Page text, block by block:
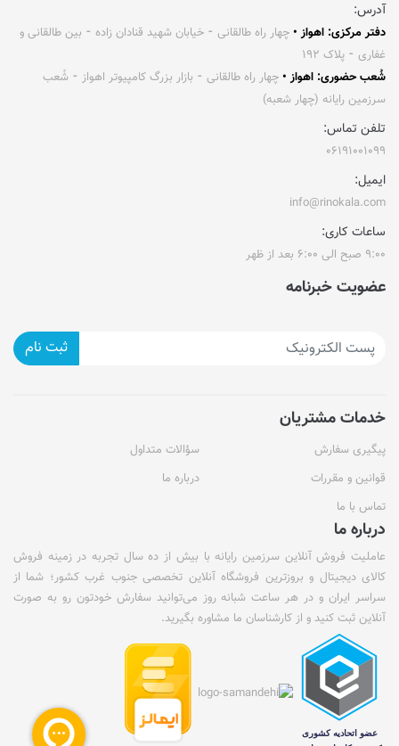
آدرس:
دفتر مرکزی: اهواز • چهار راه طالقانی ⁃ خیابان شهید قنادان زاده ⁃ بین طالقانی و
غفاری ⁃ پلاک ۱۹۲
شُعب حضوری: اهواز • چهار راه طالقانی ⁃ بازار بزرگ کامپیوتر اهواز ⁃ شُعب
سرزمین رایانه (چهار شعبه)
تلفن تماس:
۰۶۱۹۱۰۰۱۰۹۹
ایمیل:
info@rinokala.com
ساعات کاری:
۹:۰۰ صبح الی ۶:۰۰ بعد از ظهر
عضویت خبرنامه
ثبت نام
خدمات مشتریان
پیگیری سفارش
سؤالات متداول
قوانین و مقررات
درباره ما
تماس با ما
درباره ما
عاملیت فروش آنلاین سرزمین رایانه با بیش از ده سال تجربه در زمینه فروش
کالای دیجیتال و بروزترین فروشگاه آنلاین تخصصی جنوب غرب کشور؛ شما از
سراسر ایران و در هر ساعت شبانه روز می‌توانید سفارش خودتون رو به صورت
آنلاین ثبت کنید و از کارشناسان ما مشاوره بگیرید.